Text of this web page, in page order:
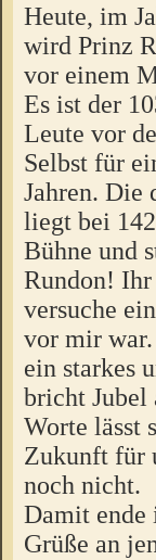
Heute, im
wird Prinz
vor einem
Es ist der
Leute vor
Selbst für
Jahren. Die
liegt bei
Bühne und
Rundon!
versuche
vor mir
ein starkes
bricht
Worte lässt
Zukunft für
noch nicht.
Damit ende
Grüße an